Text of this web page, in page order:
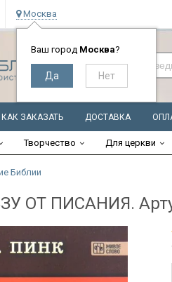
Москва
Ваш город Москва?
КАК ЗАКАЗАТЬ ДОСТАВКА
Творчество Для церкви
Библии
ОТ ПИСАНИЯ.